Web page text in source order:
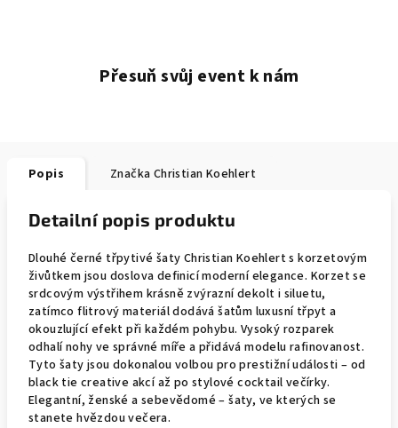
Přesuň svůj event k nám
Popis Značka Christian Koehlert
Detailní popis produktu
Dlouhé černé třpytivé šaty Christian Koehlert s korzetovým
živůtkem jsou doslova definicí moderní elegance. Korzet se
srdcovým výstřihem krásně zvýrazní dekolt i siluetu,
zatímco flitrový materiál dodává šatům luxusní třpyt a
okouzlující efekt při každém pohybu. Vysoký rozparek
odhalí nohy ve správné míře a přidává modelu rafinovanost.
Tyto šaty jsou dokonalou volbou pro prestižní události – od
black tie creative akcí až po stylové cocktail večírky.
Elegantní, ženské a sebevědomé – šaty, ve kterých se
stanete hvězdou večera.